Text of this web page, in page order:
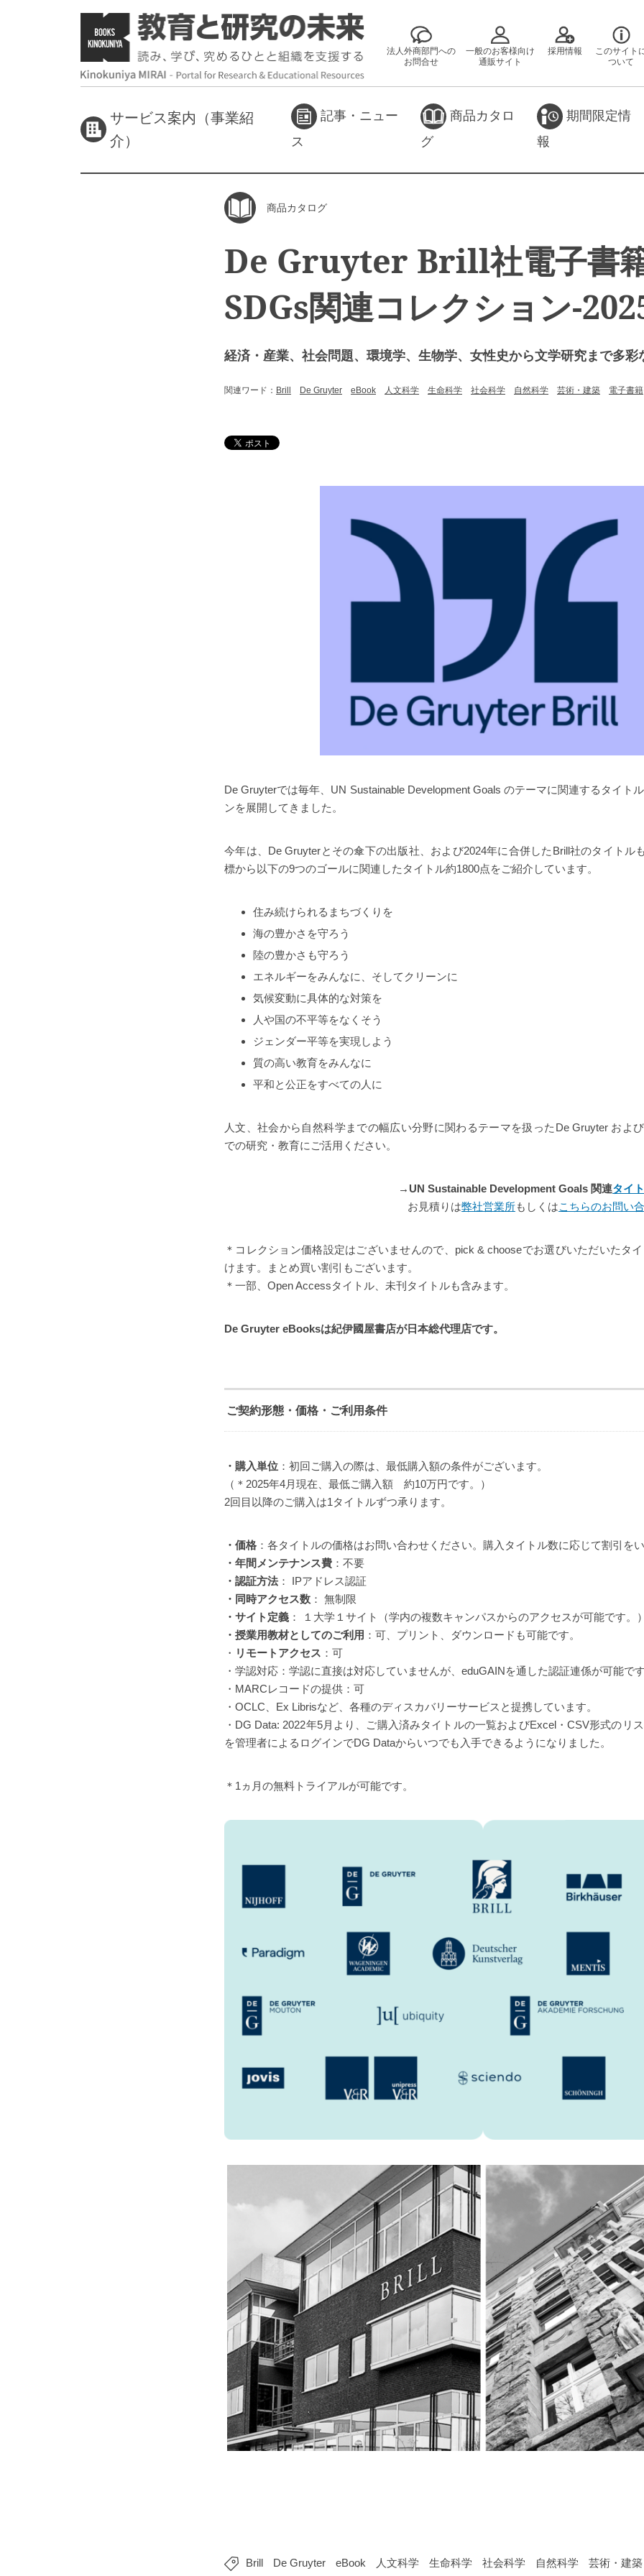
法人外商部門への
お問合せ
一般のお客様向け
通販サイト
採用情報
このサイト
ついて
サービス案内（事業紹
介）
記事・ニュー
ス
商品カタロ
グ
期間限定情
報
商品カタログ
De Gruyter Brill社電子書
SDGs関連コレクション-
経済・産業、社会問題、環境学、生物学、女性史から文学研究まで多彩
関連ワード： Brill De Gruyter eBook 人文科学 生命科学 社会科学 自然科学 芸術・建築 電子書籍
De Gruyterでは毎年、UN Sustainable Development Goals のテーマに関連するタイト
ンを展開してきました。
今年は、De Gruyterとその傘下の出版社、および2024年に合併したBrill社のタイトル
標から以下の9つのゴールに関連したタイトル約1800点をご紹介しています。
住み続けられるまちづくりを
海の豊かさを守ろう
陸の豊かさも守ろう
エネルギーをみんなに、そしてクリーンに
気候変動に具体的な対策を
人や国の不平等をなくそう
ジェンダー平等を実現しよう
質の高い教育をみんなに
平和と公正をすべての人に
人文、社会から自然科学までの幅広い分野に関わるテーマを扱ったDe Gruyter およ
での研究・教育にご活用ください。
→UN Sustainable Development Goals 関連タイ
お見積りは弊社営業所もしくはこちらのお問い
＊コレクション価格設定はございませんので、pick & chooseでお選びいただいたタ
けます。まとめ買い割引もございます。
＊一部、Open Accessタイトル、未刊タイトルも含みます。
De Gruyter eBooksは紀伊國屋書店が日本総代理店です。
ご契約形態・価格・ご利用条件
・購入単位 ：初回ご購入の際は、最低購入額の条件がございます。
（＊2025年4月現在、最低ご購入額 約10万円です。）
2回目以降のご購入は1タイトルずつ承ります。
・価格 ：各タイトルの価格はお問い合わせください。購入タイトル数に応じて割引をい
・年間メンテナンス費 ：不要
・認証方法： IPアドレス認証
・同時アクセス数 ： 無制限
・サイト定義 ： １大学１サイト（学内の複数キャンパスからのアクセスが可能です。）
・授業用教材としてのご利用 ：可、プリント、ダウンロードも可能です。
・ リモートアクセス ：可
・学認対応：学認に直接は対応していませんが、eduGAINを通した認証連係が可能です
・MARCレコードの提供：可
・OCLC、Ex Librisなど、各種のディスカバリーサービスと提携しています。
・DG Data: 2022年5月より、ご購入済みタイトルの一覧およびExcel・CSV形式のリ
を管理者によるログインでDG Dataからいつでも入手できるようになりました。
＊1ヵ月の無料トライアルが可能です。
Brill De Gruyter eBook 人文科学 生命科学 社会科学 自然科学 芸術・建築